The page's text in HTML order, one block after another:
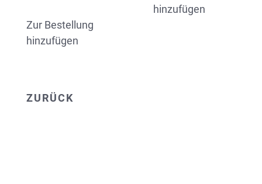
Zur Bestellung
hinzufügen
hinzufügen
ZURÜCK